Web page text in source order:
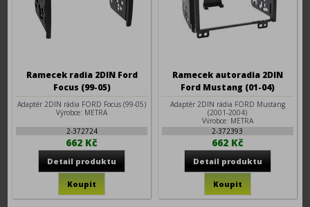
Ramecek radia 2DIN Ford
Focus (99-05)
Adaptér 2DIN rádia FORD Focus (99-05)
Výrobce: METRA
2-372724
662 Kč
Ramecek autoradia 2DIN
Ford Mustang (01-04)
Adaptér 2DIN rádia FORD Mustang
(2001-2004)
Výrobce: METRA
2-372393
662 Kč